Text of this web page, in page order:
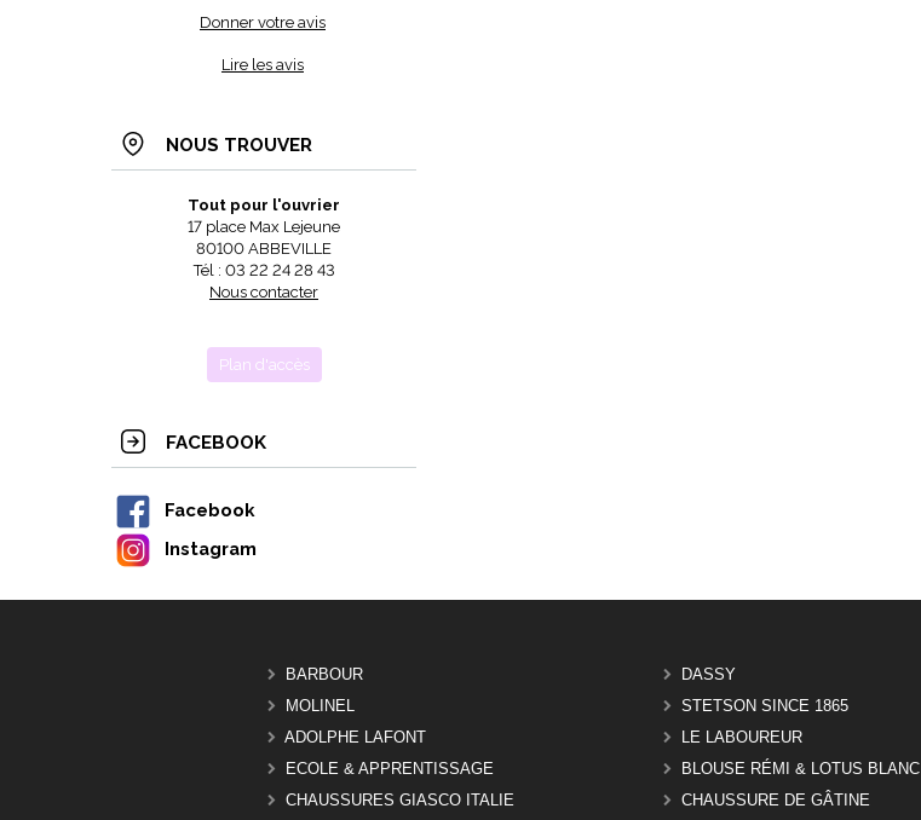
Donner votre avis
Lire les avis
NOUS TROUVER
Tout pour l'ouvrier
17 place Max Lejeune
80100 ABBEVILLE
Tél : 03 22 24 28 43
Nous contacter
Plan d'accès
FACEBOOK
Facebook
Instagram
BARBOUR DASSY
MOLINEL
STETSON SINCE 1865
ADOLPHE LAFONT
LE LABOUREUR
ECOLE & APPRENTISSAGE
BLOUSE RÉMI & LOTUS BLANC
CHAUSSURES GIASCO ITALIE
CHAUSSURE DE GÂTINE